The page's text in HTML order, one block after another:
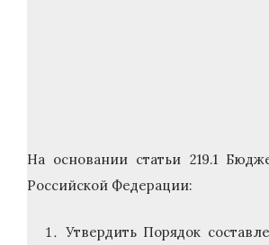
На основании статьи 219.1
Российской Федерации:
Утвердить Порядок